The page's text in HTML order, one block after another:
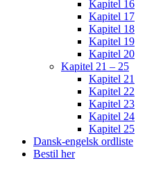
Kapitel 16
Kapitel 17
Kapitel 18
Kapitel 19
Kapitel 20
Kapitel 21 – 25
Kapitel 21
Kapitel 22
Kapitel 23
Kapitel 24
Kapitel 25
Dansk-engelsk ordliste
Bestil her